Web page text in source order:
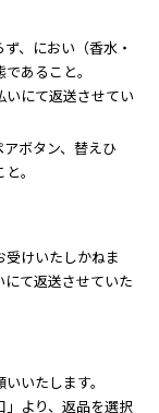
、におい（香水・
あること。​
にて返送させてい
ボタン、替えひ
。​​
けいたしかねま
て返送させていた
いたします。
より、返品を選択